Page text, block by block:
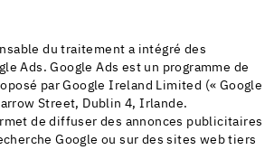
du traitement a intégré des
Ads. Google Ads est un programme de
par Google Ireland Limited (« Google
Street, Dublin 4, Irlande.
de diffuser des annonces publicitaires
Google ou sur des sites web tiers